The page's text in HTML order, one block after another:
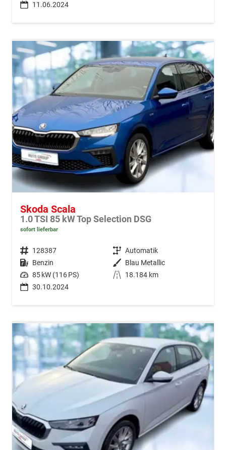
11.06.2024
Skoda Scala
1.0 TSI 85 kW Top Selection DSG
sofort lieferbar
Fahrzeugnr. 128387 Getriebe Automatik
Kraftstoff Benzin Außenfarbe Blau Metallic
Leistung 85 kW (116 PS) Kilometerstand
18.184 km
30.10.2024